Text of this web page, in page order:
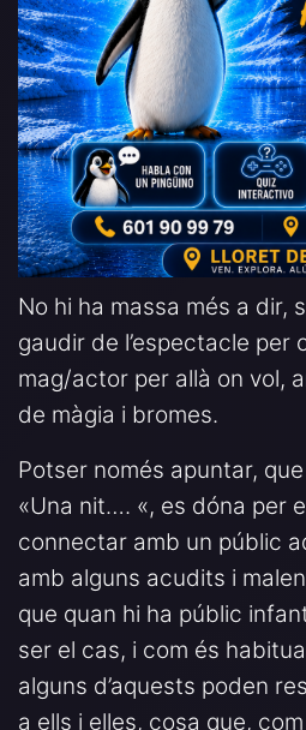
No hi ha massa més a dir,
gaudir de l’espectacle per
mag/actor per allà on vol,
de màgia i bromes.
Potser només apuntar,
«Una nit…. «, es dóna per
connectar amb un públic
amb alguns acudits i
que quan hi ha públic
ser el cas, i com és
alguns d’aquests poden
a ells i elles, cosa que,